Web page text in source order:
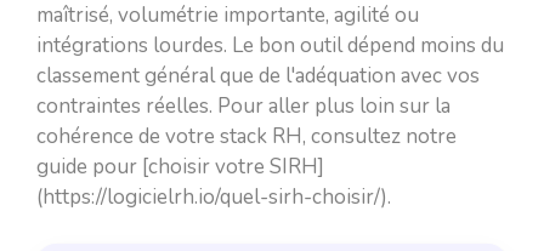
maîtrisé, volumétrie importante, agilité ou
intégrations lourdes. Le bon outil dépend moins du
classement général que de l'adéquation avec vos
contraintes réelles. Pour aller plus loin sur la
cohérence de votre stack RH, consultez notre
guide pour [choisir votre SIRH]
(https://logicielrh.io/quel-sirh-choisir/).